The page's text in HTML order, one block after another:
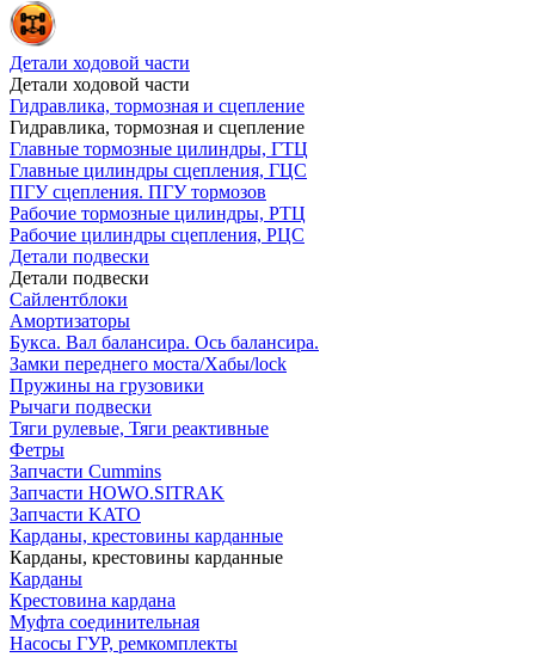
Детали ходовой части
Детали ходовой части
Гидравлика, тормозная и сцепление
Гидравлика, тормозная и сцепление
Главные тормозные цилиндры, ГТЦ
Главные цилиндры сцепления, ГЦС
ПГУ сцепления. ПГУ тормозов
Рабочие тормозные цилиндры, РТЦ
Рабочие цилиндры сцепления, РЦС
Детали подвески
Детали подвески
Cайлентблоки
Амортизаторы
Букса. Вал балансира. Ось балансира.
Замки переднего моста/Хабы/lock
Пружины на грузовики
Рычаги подвески
Тяги рулевые, Тяги реактивные
Фетры
Запчасти Cummins
Запчасти HOWO.SITRAK
Запчасти KATO
Карданы, крестовины карданные
Карданы, крестовины карданные
Карданы
Крестовина кардана
Муфта соединительная
Насосы ГУР, ремкомплекты